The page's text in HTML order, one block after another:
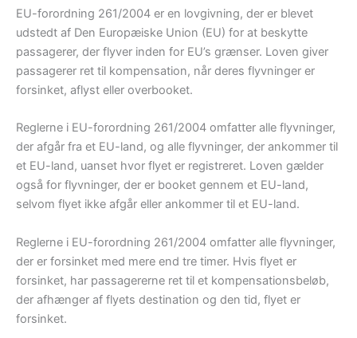
EU-forordning 261/2004 er en lovgivning, der er blevet
udstedt af Den Europæiske Union (EU) for at beskytte
passagerer, der flyver inden for EU’s grænser. Loven giver
passagerer ret til kompensation, når deres flyvninger er
forsinket, aflyst eller overbooket.
Reglerne i EU-forordning 261/2004 omfatter alle flyvninger,
der afgår fra et EU-land, og alle flyvninger, der ankommer til
et EU-land, uanset hvor flyet er registreret. Loven gælder
også for flyvninger, der er booket gennem et EU-land,
selvom flyet ikke afgår eller ankommer til et EU-land.
Reglerne i EU-forordning 261/2004 omfatter alle flyvninger,
der er forsinket med mere end tre timer. Hvis flyet er
forsinket, har passagererne ret til et kompensationsbeløb,
der afhænger af flyets destination og den tid, flyet er
forsinket.